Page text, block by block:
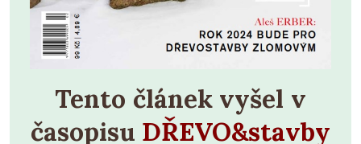
Tento článek vyšel v
časopisu DŘEVO&stavby